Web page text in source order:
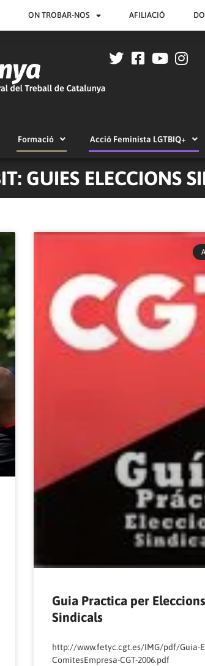
ON TROBAR-NOS AFILIACIÓ
Formació Acció Feminista LGTBIQ+
GUIES ELECCIONS
Guia Practica per Eleccions
Sindicals
http://www.fetyc.cgt.es/IMG/pdf/Guia-
ComitesEmpresa-CGT-2006.pdf